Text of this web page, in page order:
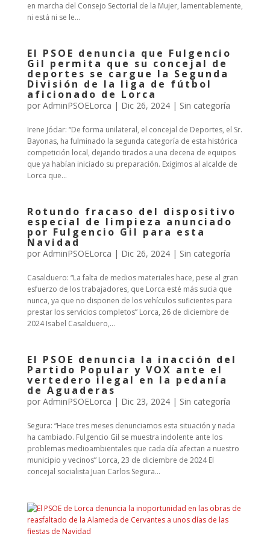
en marcha del Consejo Sectorial de la Mujer, lamentablemente,
ni está ni se le...
El PSOE denuncia que Fulgencio
Gil permita que su concejal de
deportes se cargue la Segunda
División de la liga de fútbol
aficionado de Lorca
por AdminPSOELorca | Dic 26, 2024| Sin categoría
Irene Jódar: “De forma unilateral, el concejal de Deportes, el Sr.
Bayonas, ha fulminado la segunda categoría de esta histórica
competición local, dejando tirados a una decena de equipos
que ya habían iniciado su preparación. Exigimos al alcalde de
Lorca que...
Rotundo fracaso del dispositivo
especial de limpieza anunciado
por Fulgencio Gil para esta
Navidad
por AdminPSOELorca | Dic 26, 2024| Sin categoría
Casalduero: “La falta de medios materiales hace, pese al gran
esfuerzo de los trabajadores, que Lorca esté más sucia que
nunca, ya que no disponen de los vehículos suficientes para
prestar los servicios completos” Lorca, 26 de diciembre de
2024 Isabel Casalduero,...
El PSOE denuncia la inacción del
Partido Popular y VOX ante el
vertedero ilegal en la pedanía
de Aguaderas
por AdminPSOELorca | Dic 23, 2024| Sin categoría
Segura: “Hace tres meses denunciamos esta situación y nada
ha cambiado. Fulgencio Gil se muestra indolente ante los
problemas medioambientales que cada día afectan a nuestro
municipio y vecinos” Lorca, 23 de diciembre de 2024 El
concejal socialista Juan Carlos Segura...